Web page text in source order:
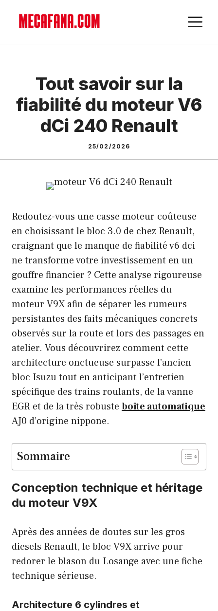
Tout savoir sur la
fiabilité du moteur V6
dCi 240 Renault
25/02/2026
Redoutez-vous une casse moteur coûteuse
en choisissant le bloc 3.0 de chez Renault,
craignant que le manque de fiabilité v6 dci
ne transforme votre investissement en un
gouffre financier ? Cette analyse rigoureuse
examine les performances réelles du
moteur V9X afin de séparer les rumeurs
persistantes des faits mécaniques concrets
observés sur la route et lors des passages en
atelier. Vous découvrirez comment cette
architecture onctueuse surpasse l’ancien
bloc Isuzu tout en anticipant l’entretien
spécifique des trains roulants, de la vanne
EGR et de la très robuste boîte automatique
AJ0 d’origine nippone.
Sommaire
Conception technique et héritage
du moteur V9X
Après des années de doutes sur les gros
diesels Renault, le bloc V9X arrive pour
redorer le blason du Losange avec une fiche
technique sérieuse.
Architecture 6 cylindres et